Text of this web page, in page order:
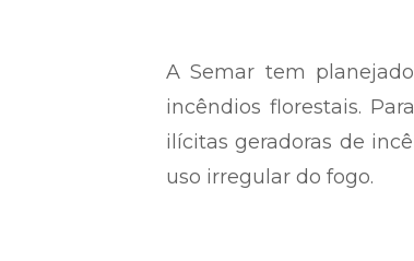
A Semar tem
incêndios florestais.
ilícitas geradoras de
uso irregular do fogo.